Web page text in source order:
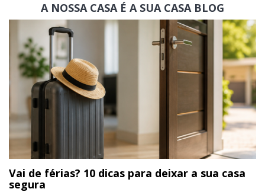
A NOSSA CASA É A SUA CASA BLOG
Vai de férias? 10 dicas para deixar a sua casa
segura